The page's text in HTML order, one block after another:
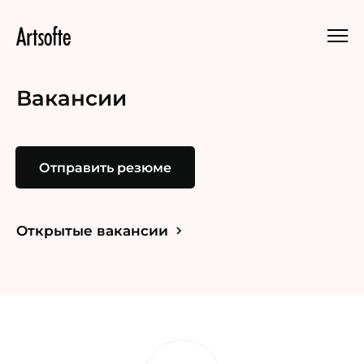
Вакансии
Отправить резюме
Открытые вакансии